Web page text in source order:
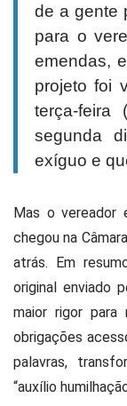
de a gente
para o
emendas,
projeto foi
terça-
segunda
exíguo e
Mas o vereador
chegou na
atrás. Em
original enviado
maior rigor para
obrigações
palavras,
“auxílio